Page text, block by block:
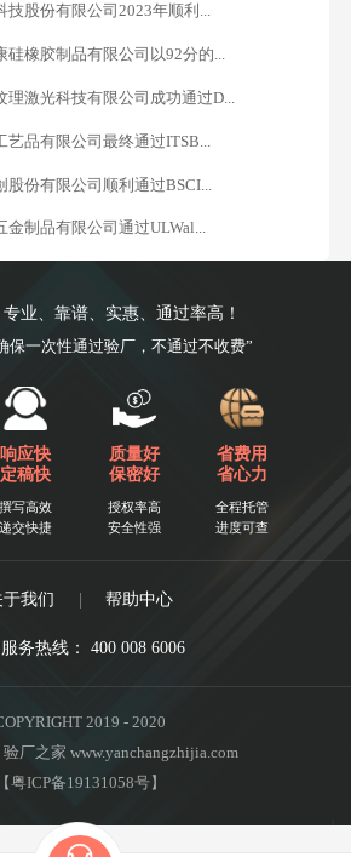
技股份有限公司2023年顺利...
硅橡胶制品有限公司以92分的...
激光科技有限公司成功通过D...
品有限公司最终通过ITSB...
份有限公司顺利通过BSCI...
金制品有限公司通过ULWal...
业、靠谱、实惠、通过率高！
保一次性通过验厂，不通过不收费”
响应快
定稿快
撰写高效
递交快捷
质量好
保密好
授权率高
安全性强
省费用
省心力
全程托管
进度可查
于我们 | 帮助中心
服务热线： 400 008 6006
2019 - 2020
厂之家 www.yanchangzhijia.com
【粤ICP备19131058号】